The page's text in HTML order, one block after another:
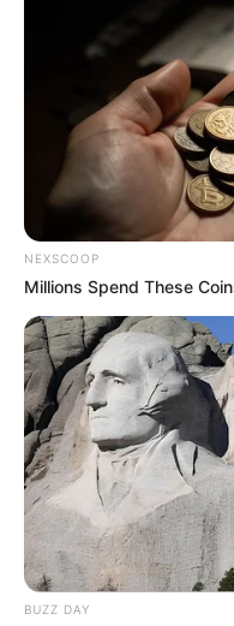
Votre
A lire également cet
numéros chance.
L’accès au site est
soutenir avec un
! ✍
NEXSCOOP
Millions Spend These
BUZZ DAY